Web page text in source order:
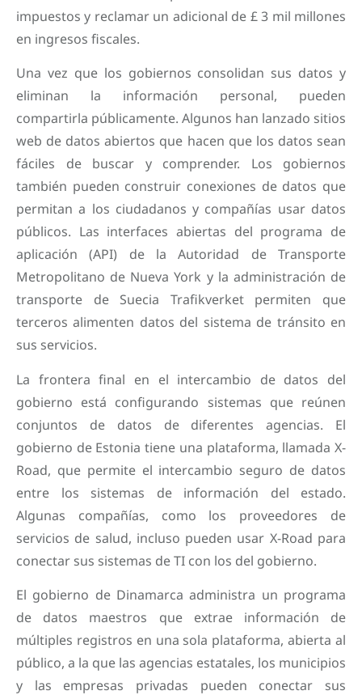
impuestos y reclamar un adicional de £ 3 mil millones
en ingresos fiscales.
Una vez que los gobiernos consolidan sus datos y
eliminan la información personal, pueden
compartirla públicamente. Algunos han lanzado sitios
web de datos abiertos que hacen que los datos sean
fáciles de buscar y comprender. Los gobiernos
también pueden construir conexiones de datos que
permitan a los ciudadanos y compañías usar datos
públicos. Las interfaces abiertas del programa de
aplicación (API) de la Autoridad de Transporte
Metropolitano de Nueva York y la administración de
transporte de Suecia Trafikverket permiten que
terceros alimenten datos del sistema de tránsito en
sus servicios.
La frontera final en el intercambio de datos del
gobierno está configurando sistemas que reúnen
conjuntos de datos de diferentes agencias. El
gobierno de Estonia tiene una plataforma, llamada X-
Road, que permite el intercambio seguro de datos
entre los sistemas de información del estado.
Algunas compañías, como los proveedores de
servicios de salud, incluso pueden usar X-Road para
conectar sus sistemas de TI con los del gobierno.
El gobierno de Dinamarca administra un programa
de datos maestros que extrae información de
múltiples registros en una sola plataforma, abierta al
público, a la que las agencias estatales, los municipios
y las empresas privadas pueden conectar sus